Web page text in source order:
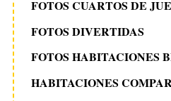
FOTOS CUARTOS DE
FOTOS DIVERTIDAS
FOTOS HABITACIONES
HABITACIONES